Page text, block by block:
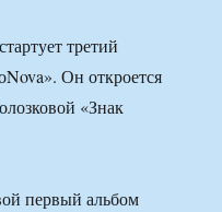
третий
Он откроется
«Знак
первый альбом